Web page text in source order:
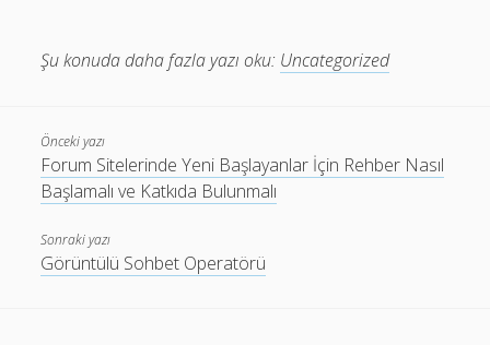
Şu konuda daha fazla yazı oku: Uncategorized
Önceki yazı
Forum Sitelerinde Yeni Başlayanlar İçin Rehber Nasıl
Başlamalı ve Katkıda Bulunmalı
Sonraki yazı
Görüntülü Sohbet Operatörü